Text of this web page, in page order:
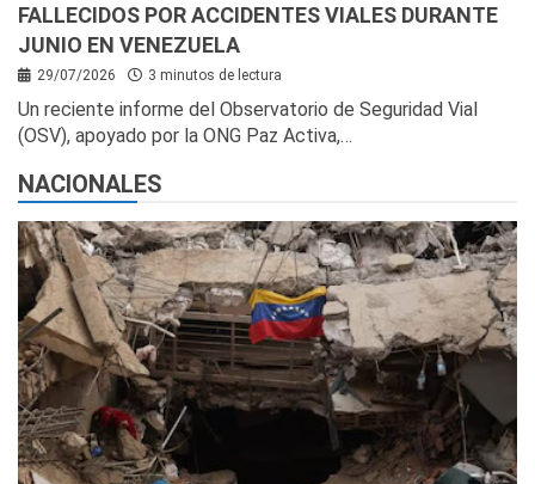
FALLECIDOS POR ACCIDENTES VIALES DURANTE
JUNIO EN VENEZUELA
29/07/2026 3 minutos de lectura
Un reciente informe del Observatorio de Seguridad Vial
(OSV), apoyado por la ONG Paz Activa,…
NACIONALES